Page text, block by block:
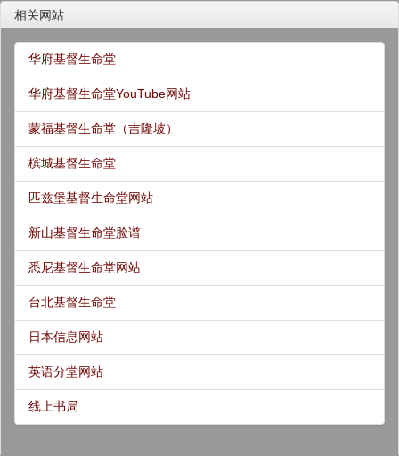
相关网站
华府基督生命堂
华府基督生命堂YouTube网站
蒙福基督生命堂（吉隆坡）
槟城基督生命堂
匹兹堡基督生命堂网站
新山基督生命堂脸谱
悉尼基督生命堂网站
台北基督生命堂
日本信息网站
英语分堂网站
线上书局